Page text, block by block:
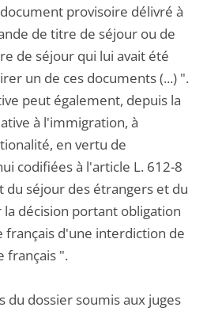
provisoire délivré à
de titre de séjour ou de
de séjour qui lui avait été
un de ces documents (...) ".
peut également, depuis la
à l'immigration, à
en vertu de
codifiées à l'article L. 612-8
du séjour des étrangers et du
décision portant obligation
d'une interdiction de
français ".
du dossier soumis aux juges